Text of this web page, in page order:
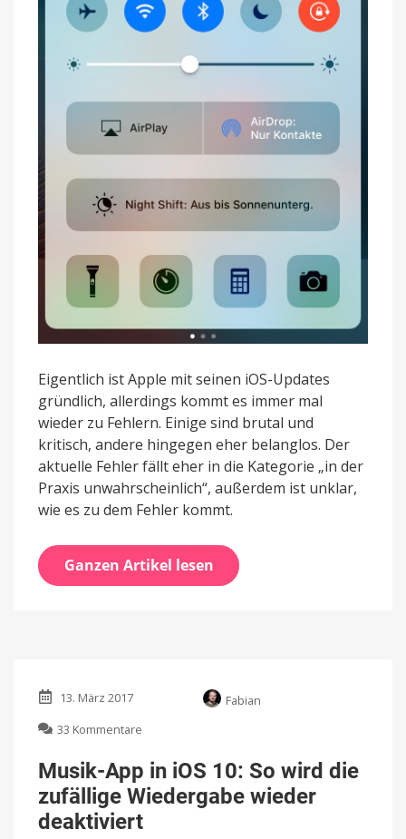
Eigentlich ist Apple mit seinen iOS-Updates
gründlich, allerdings kommt es immer mal
wieder zu Fehlern. Einige sind brutal und
kritisch, andere hingegen eher belanglos. Der
aktuelle Fehler fällt eher in die Kategorie „in der
Praxis unwahrscheinlich“, außerdem ist unklar,
wie es zu dem Fehler kommt.
Ganzen Artikel lesen
13. März 2017
Fabian
33 Kommentare
App
in
iOS
10:
So
Musik-App in iOS 10: So wird die
zufällige Wiedergabe wieder
deaktiviert